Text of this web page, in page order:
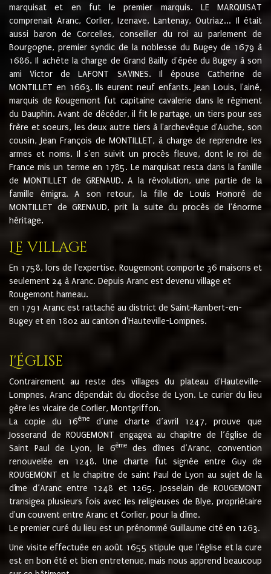
marquisat et en fut le premier marquis. LE MARQUISAT
comprenait Aranc, Corlier, Izenave, Lantenay, Outriaz... Il était
aussi baron de Corcelles, conseiller du roi au parlement de
Bourgogne, premier syndic de la noblesse du Bugey de 1679 à
1686. Il achète la charge de Grand Bailly d'épée du Bugey à son
ami Victor de LAFONT SAVINES. Il épouse Catherine de
MONTILLET en 1663. Ils eurent neuf enfants. Jean Louis, l'ainé,
marquis de Rougemont fut capitaine cavalerie dans le régiment
du Dauphin. Avant de décéder, il fit le partage, un tiers pour ses
frère et soeurs, les deux autre tiers à l'archevêque d'Auche, son
cousin, Jean François de MONTILLET, à charge de reprendre les
armes et noms. Il s'en suivit un procès fleuve, dont le roi de
France mis un terme en 1785. Le marquisat resta dans la famille
de MONTILLET de GRENAUD. A la révolution, une partie de la
famille émigra. A son retour, la fille de Louis Honoré de
MONTILLET de GRENAUD, prit la suite du procès de l'énorme
héritage.
Le village
En 1758, lors de l'expertise, Rougemont comporte 36 maisons et
seulement 24 à Aranc. Depuis Aranc est devenu village et
Rougemont hameau.
en 1791 Aranc est rattaché au district de Saint-Rambert-en-
Bugey et en 1802 au canton d'Hauteville-Lompnes.
L'église
Contrairement au reste des villages du plateau d'Hauteville-
Lompnes, Aranc dépendait du diocèse de Lyon. Le curier du lieu
gère les vicaire de Corlier, Montgriffon.
La copie du 16ème
d’une charte d’avril 1247, prouve que
Josserand de ROUGEMONT engagea au chapitre de l’église de
Saint Paul de Lyon, le 6èmedes dîmes d’Aranc, convention
renouvelée en 1248. Une charte fut signée entre Guy de
ROUGEMONT et le chapitre de saint Paul de Lyon au sujet de la
dîme d’Aranc entre 1248 et 1265. Josselain de ROUGEMONT
transigea plusieurs fois avec les religieuses de Blye, propriétaire
d'un couvent entre Aranc et Corlier, pour la dîme.
Le premier curé du lieu est un prénommé Guillaume cité en 1263.
Une visite effectuée en août 1655 stipule que l'église et la cure
est en bon été et bien entretenue, mais nous apprend beaucoup